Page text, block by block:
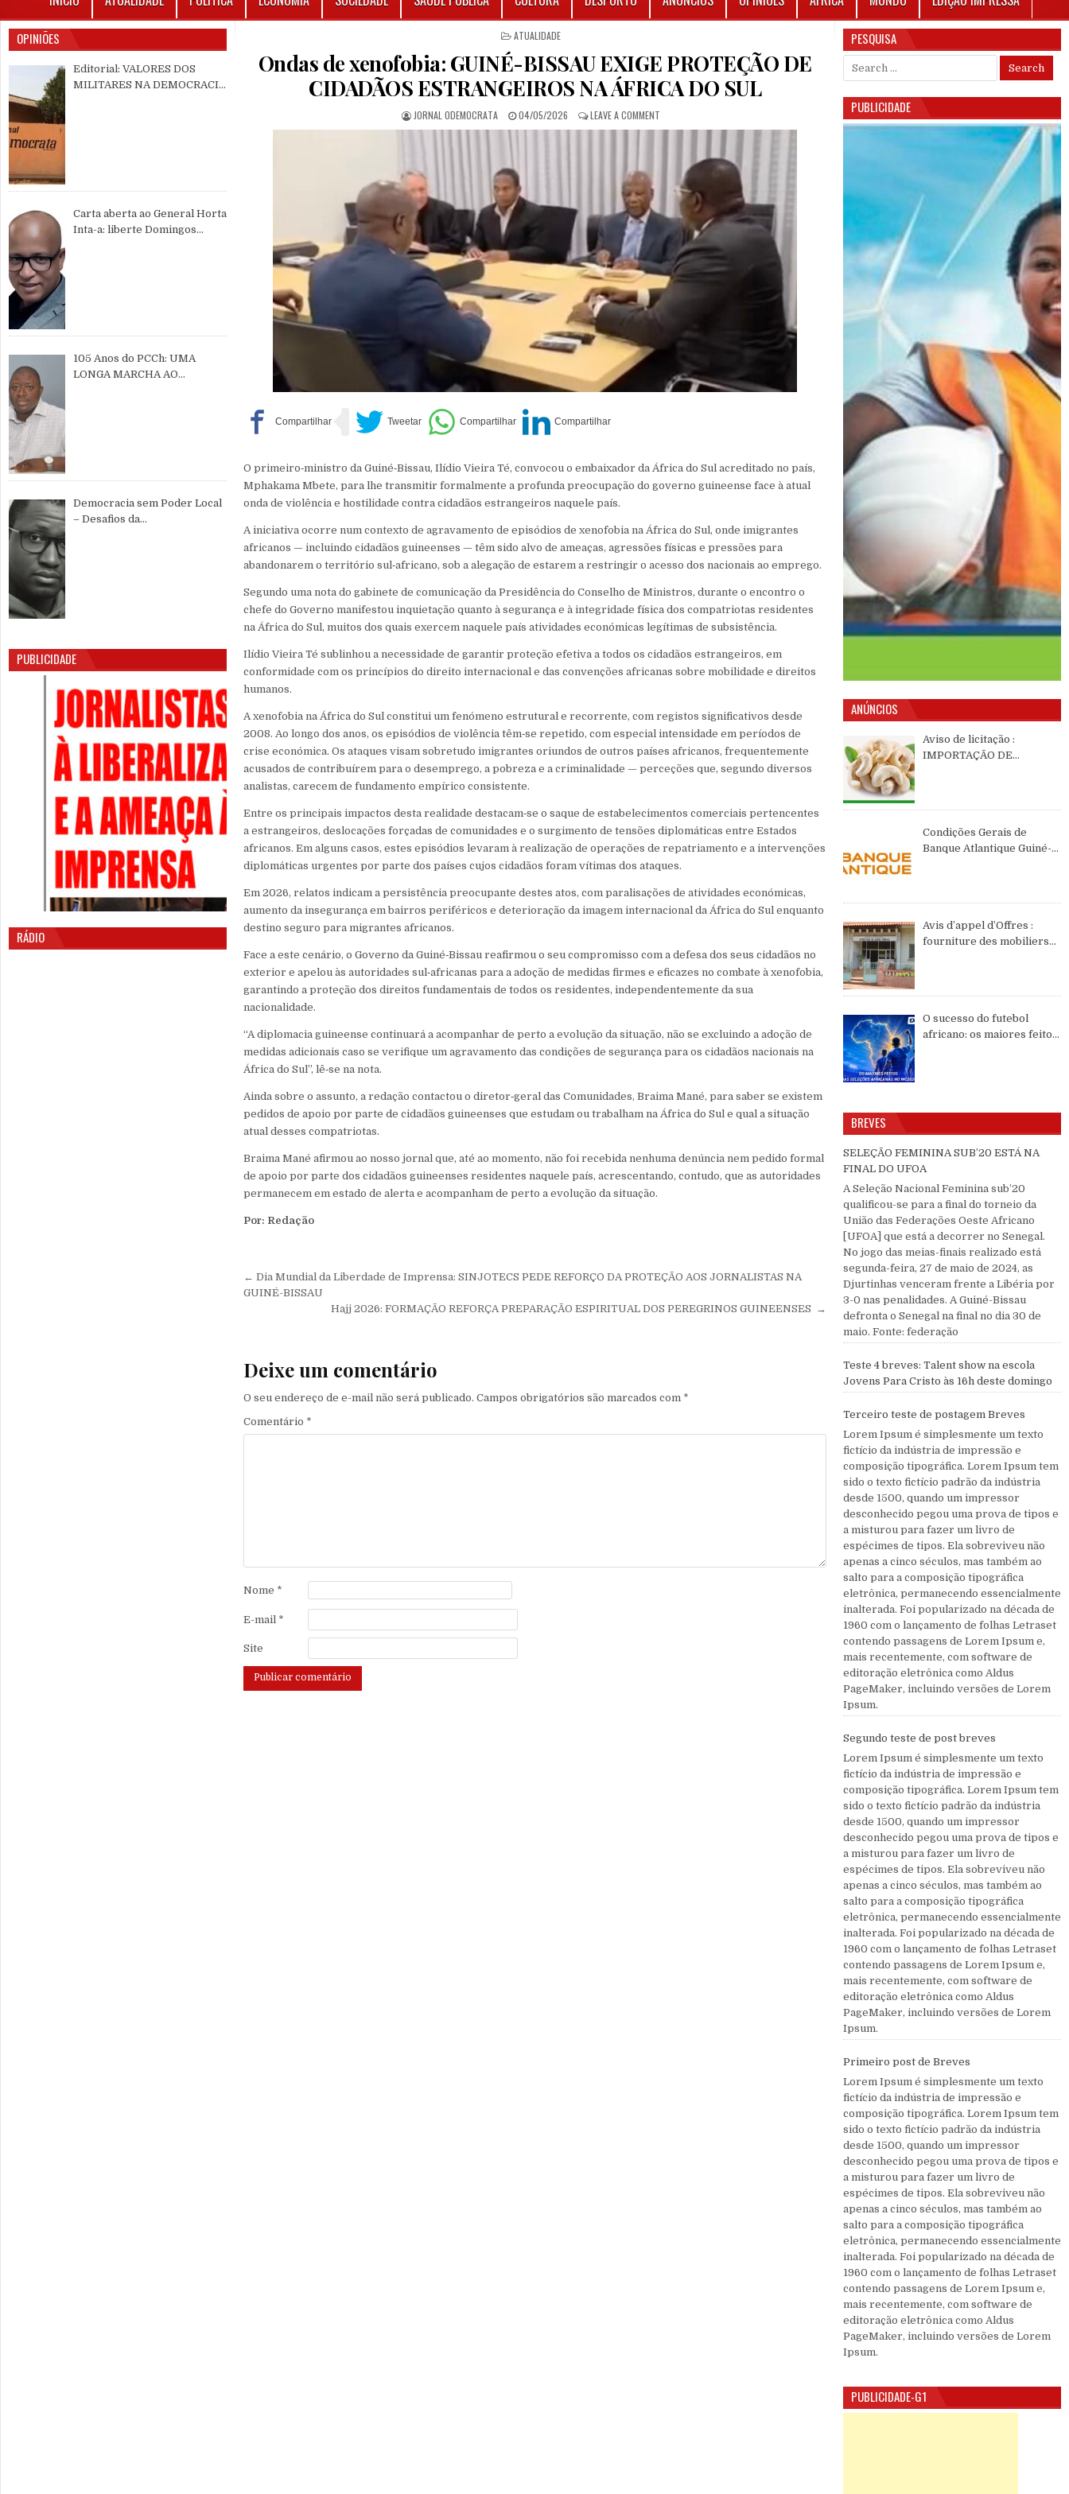
POSTED IN
ATUALIDADE
Ondas de xenofobia: GUINÉ-BISSAU EXIGE PROTEÇÃO DE
CIDADÃOS ESTRANGEIROS NA ÁFRICA DO SUL
AUTHOR:
JORNAL ODEMOCRATA PUBLISHED DATE:
04/05/2026 LEAVE A COMMENT ON ONDAS DE XENOFOBIA: GUINÉ-BISSAU EXIGE PROTEÇÃO DE CIDADÃOS ESTRANGEIROS NA ÁFRICA DO
O primeiro‑ministro da Guiné‑Bissau, Ilídio Vieira Té, convocou o embaixador da África do Sul acreditado no país,
Mphakama Mbete, para lhe transmitir formalmente a profunda preocupação do governo guineense face à atual
onda de violência e hostilidade contra cidadãos estrangeiros naquele país.
A iniciativa ocorre num contexto de agravamento de episódios de xenofobia na África do Sul, onde imigrantes
africanos — incluindo cidadãos guineenses — têm sido alvo de ameaças, agressões físicas e pressões para
abandonarem o território sul‑africano, sob a alegação de estarem a restringir o acesso dos nacionais ao emprego.
Segundo uma nota do gabinete de comunicação da Presidência do Conselho de Ministros, durante o encontro o
chefe do Governo manifestou inquietação quanto à segurança e à integridade física dos compatriotas residentes
na África do Sul, muitos dos quais exercem naquele país atividades económicas legítimas de subsistência.
Ilídio Vieira Té sublinhou a necessidade de garantir proteção efetiva a todos os cidadãos estrangeiros, em
conformidade com os princípios do direito internacional e das convenções africanas sobre mobilidade e direitos
humanos.
A xenofobia na África do Sul constitui um fenómeno estrutural e recorrente, com registos significativos desde
2008. Ao longo dos anos, os episódios de violência têm‑se repetido, com especial intensidade em períodos de
crise económica. Os ataques visam sobretudo imigrantes oriundos de outros países africanos, frequentemente
acusados de contribuírem para o desemprego, a pobreza e a criminalidade — perceções que, segundo diversos
analistas, carecem de fundamento empírico consistente.
Entre os principais impactos desta realidade destacam‑se o saque de estabelecimentos comerciais pertencentes
a estrangeiros, deslocações forçadas de comunidades e o surgimento de tensões diplomáticas entre Estados
africanos. Em alguns casos, estes episódios levaram à realização de operações de repatriamento e a intervenções
diplomáticas urgentes por parte dos países cujos cidadãos foram vítimas dos ataques.
Em 2026, relatos indicam a persistência preocupante destes atos, com paralisações de atividades económicas,
aumento da insegurança em bairros periféricos e deterioração da imagem internacional da África do Sul enquanto
destino seguro para migrantes africanos.
Face a este cenário, o Governo da Guiné‑Bissau reafirmou o seu compromisso com a defesa dos seus cidadãos no
exterior e apelou às autoridades sul‑africanas para a adoção de medidas firmes e eficazes no combate à xenofobia,
garantindo a proteção dos direitos fundamentais de todos os residentes, independentemente da sua
nacionalidade.
“A diplomacia guineense continuará a acompanhar de perto a evolução da situação, não se excluindo a adoção de
medidas adicionais caso se verifique um agravamento das condições de segurança para os cidadãos nacionais na
África do Sul”, lê‑se na nota.
Ainda sobre o assunto, a redação contactou o diretor‑geral das Comunidades, Braima Mané, para saber se existem
pedidos de apoio por parte de cidadãos guineenses que estudam ou trabalham na África do Sul e qual a situação
atual desses compatriotas.
Braima Mané afirmou ao nosso jornal que, até ao momento, não foi recebida nenhuma denúncia nem pedido formal
de apoio por parte dos cidadãos guineenses residentes naquele país, acrescentando, contudo, que as autoridades
permanecem em estado de alerta e acompanham de perto a evolução da situação.
Por: Redação
Navegação de Post
← Dia Mundial da Liberdade de Imprensa: SINJOTECS PEDE REFORÇO DA PROTEÇÃO AOS JORNALISTAS NA
GUINÉ-BISSAU
Hajj 2026: FORMAÇÃO REFORÇA PREPARAÇÃO ESPIRITUAL DOS PEREGRINOS GUINEENSES →
Deixe um comentário
O seu endereço de e-mail não será publicado. Campos obrigatórios são marcados com *
Comentário *
Nome *
E-mail *
Site
OPINIÕES
Editorial: VALORES DOS
MILITARES NA DEMOCRACIA
Carta aberta ao General Horta
Inta-a: liberte Domingos
105 Anos do PCCh: UMA
LONGA MARCHA AO
Democracia sem Poder Local
– Desafios da
PUBLICIDADE
RÁDIO
PESQUISA
Search for:
PUBLICIDADE
ANÚNCIOS
Aviso de licitação :
IMPORTAÇÃO DE
Condições Gerais de
Banque Atlantique Guiné-
Avis d’appel d’Offres :
fourniture des mobiliers
O sucesso do futebol
africano: os maiores feitos
BREVES
SELEÇÃO FEMININA SUB’20 ESTÁ NA
FINAL DO UFOA
A Seleção Nacional Feminina sub’20
qualificou-se para a final do torneio da
União das Federações Oeste Africano
[UFOA] que está a decorrer no Senegal.
No jogo das meias-finais realizado está
segunda-feira, 27 de maio de 2024, as
Djurtinhas venceram frente a Libéria por
3-0 nas penalidades. A Guiné-Bissau
defronta o Senegal na final no dia 30 de
maio. Fonte: federação
Teste 4 breves: Talent show na escola
Jovens Para Cristo às 16h deste domingo
Terceiro teste de postagem Breves
Lorem Ipsum é simplesmente um texto
fictício da indústria de impressão e
composição tipográfica. Lorem Ipsum tem
sido o texto fictício padrão da indústria
desde 1500, quando um impressor
desconhecido pegou uma prova de tipos e
a misturou para fazer um livro de
espécimes de tipos. Ela sobreviveu não
apenas a cinco séculos, mas também ao
salto para a composição tipográfica
eletrônica, permanecendo essencialmente
inalterada. Foi popularizado na década de
1960 com o lançamento de folhas Letraset
contendo passagens de Lorem Ipsum e,
mais recentemente, com software de
editoração eletrônica como Aldus
PageMaker, incluindo versões de Lorem
Ipsum.
Segundo teste de post breves
Lorem Ipsum é simplesmente um texto
fictício da indústria de impressão e
composição tipográfica. Lorem Ipsum tem
sido o texto fictício padrão da indústria
desde 1500, quando um impressor
desconhecido pegou uma prova de tipos e
a misturou para fazer um livro de
espécimes de tipos. Ela sobreviveu não
apenas a cinco séculos, mas também ao
salto para a composição tipográfica
eletrônica, permanecendo essencialmente
inalterada. Foi popularizado na década de
1960 com o lançamento de folhas Letraset
contendo passagens de Lorem Ipsum e,
mais recentemente, com software de
editoração eletrônica como Aldus
PageMaker, incluindo versões de Lorem
Ipsum.
Primeiro post de Breves
Lorem Ipsum é simplesmente um texto
fictício da indústria de impressão e
composição tipográfica. Lorem Ipsum tem
sido o texto fictício padrão da indústria
desde 1500, quando um impressor
desconhecido pegou uma prova de tipos e
a misturou para fazer um livro de
espécimes de tipos. Ela sobreviveu não
apenas a cinco séculos, mas também ao
salto para a composição tipográfica
eletrônica, permanecendo essencialmente
inalterada. Foi popularizado na década de
1960 com o lançamento de folhas Letraset
contendo passagens de Lorem Ipsum e,
mais recentemente, com software de
editoração eletrônica como Aldus
PageMaker, incluindo versões de Lorem
Ipsum.
PUBLICIDADE-G1